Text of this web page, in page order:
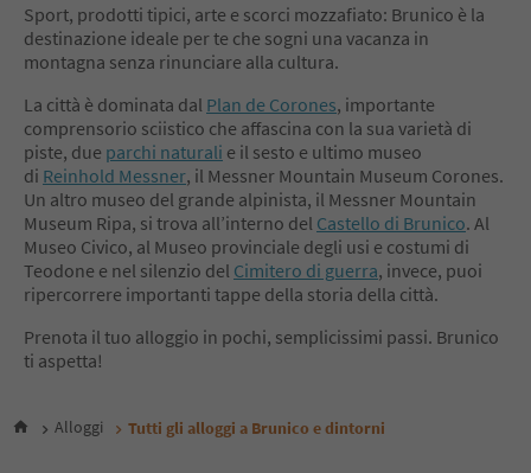
10
11
12
13
14
15
Sport, prodotti tipici, arte e scorci mozzafiato: Brunico è la
destinazione ideale per te che sogni una vacanza in
montagna senza rinunciare alla cultura.
La città è dominata dal Plan de Corones, importante
comprensorio sciistico che affascina con la sua varietà di
piste, due parchi naturali e il sesto e ultimo museo
di Reinhold Messner, il Messner Mountain Museum Corones.
Un altro museo del grande alpinista, il Messner Mountain
Museum Ripa, si trova all’interno del Castello di Brunico. Al
Museo Civico, al Museo provinciale degli usi e costumi di
Teodone e nel silenzio del Cimitero di guerra, invece, puoi
ripercorrere importanti tappe della storia della città.
Prenota il tuo alloggio in pochi, semplicissimi passi. Brunico
ti aspetta!
Alloggi Tutti gli alloggi a Brunico e dintorni